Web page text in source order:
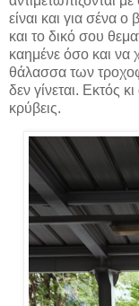
είναι και για σένα
και το δικό σου
καημένε όσο και να
θάλασσα των
δεν γίνεται. Εκτός
κρύβεις.